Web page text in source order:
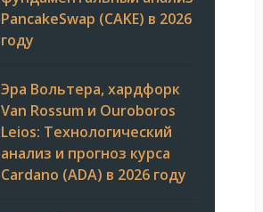
PancakeSwap (CAKE) в 2026
году
Эра Вольтера, хардфорк
Van Rossum и Ouroboros
Leios: Технологический
анализ и прогноз курса
Cardano (ADA) в 2026 году